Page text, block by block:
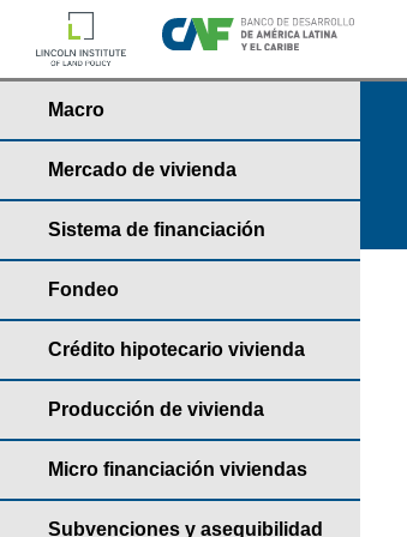
Macro
Mercado de vivienda
Sistema de financiación
Fondeo
Crédito hipotecario vivienda
Producción de vivienda
Micro financiación viviendas
Subvenciones y asequibilidad